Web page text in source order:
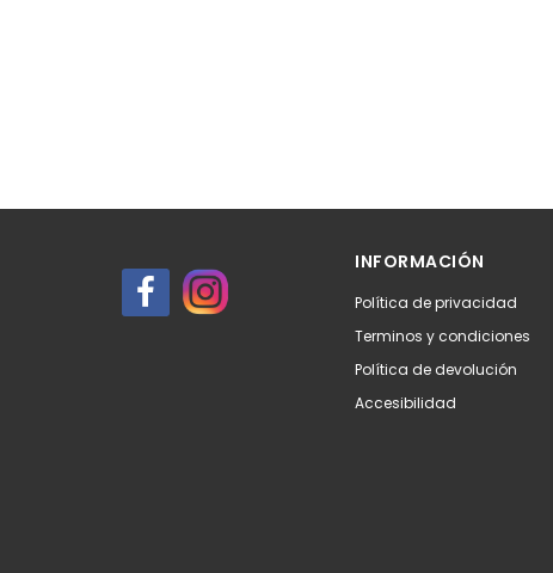
INFORMACIÓN
Política de privacidad
Terminos y condiciones
Política de devolución
Accesibilidad